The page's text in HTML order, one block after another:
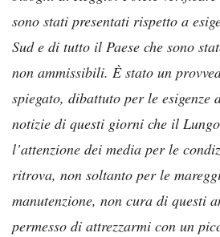
sono stati presentati rispetto a
Sud e di tutto il Paese che sono
non ammissibili. È stato un
spiegato, dibattuto per le
notizie di questi giorni che il
l’attenzione dei media per le
ritrova, non soltanto per le
manutenzione, non cura di questi
permesso di attrezzarmi con un